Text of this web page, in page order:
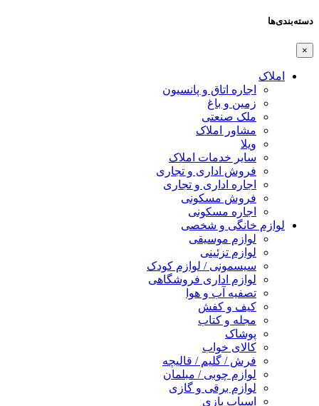
اجاره اتاق و پانسیون
زمین و باغ
ملک صنعتی
مشاور املاک
سایر خدمات املاک
فروش اداری و تجاری
اجاره اداری و تجاری
فروش مسکونی
اجاره مسکونی
خانگی و شخصی
لوازم موسیقی
لوازم تزئینی
سیسمونی / لوازم کودک
لوازم اداری فروشگاهی
تصفیه آب و هوا
کیف و کفش
مجله و کتاب
پوشاک
کالای خواب
فرش / گلیم / قالیچه
لوازم چوبی / مبلمان
لوازم برقی و گازی
اسباب بازی